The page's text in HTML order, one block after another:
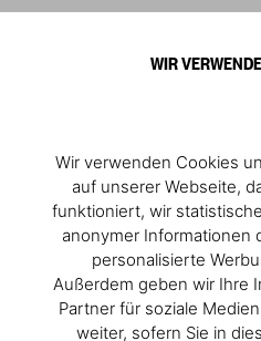
WIR
Wir verwenden Cookies
auf unserer Webseite,
funktioniert, wir
anonymer Informationen
personalisierte
Außerdem geben wir Ihre
Partner für soziale
weiter, sofern Sie in
Die 100 Movies-Reihe von
Jahrhundert Kinogeschichte. Sie
1960er Jahre bis zur Franchise-
wurden vom Filmhistoriker Jürgen
Band porträtiert die 100
seines Jahrzehnts mit Filmstills,
Regie und Besetzung sowie Trivia
Die 1960er Jahre brachten